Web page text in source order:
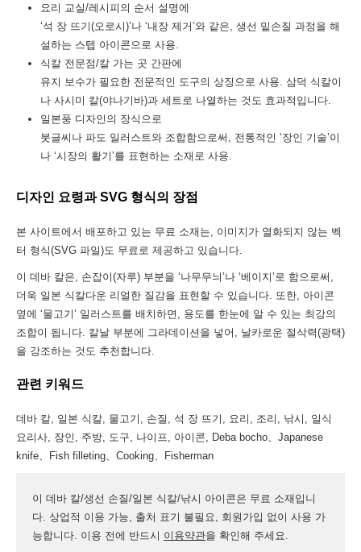
요리 교실/레시피의 순서 설명에
‘석 장 뜨기(오로시)’나 ‘내장 제거’와 같은, 생선 밑손질 과정을 해
설하는 스텝 아이콘으로 사용.
식칼 전문점/칼 가는 곳 간판에
유지 보수가 필요한 전문적인 도구의 상징으로 사용. 삼덕 식칼이
나 사시미 칼(야나기바)과 세트로 나열하는 것도 효과적입니다.
일본풍 디자인의 장식으로
붓글씨나 파도 일러스트와 조합함으로써, 전통적인 ‘장인 기술’이
나 ‘시장의 활기’를 표현하는 소재로 사용.
디자인 요령과 SVG 형식의 장점
본 사이트에서 배포하고 있는 무료 소재는, 이미지가 열화되지 않는 벡
터 형식(SVG 파일)도 무료로 제공하고 있습니다.
이 데바 칼은, 손잡이(자루) 부분을 ‘나무무늬’나 ‘베이지’로 함으로써,
더욱 일본 식칼다운 리얼한 질감을 표현할 수 있습니다. 또한, 아이콘
옆에 ‘물고기’ 일러스트를 배치하면, 용도를 한눈에 알 수 있는 최강의
조합이 됩니다. 칼날 부분에 그라데이션을 넣어, 날카로운 절삭력(광택)
을 강조하는 것도 추천합니다.
관련 키워드
데바 칼, 일본 식칼, 물고기, 손질, 석 장 뜨기, 요리, 조리, 낚시, 일식
요리사, 장인, 주방, 도구, 나이프, 아이콘, Deba bocho、Japanese
knife、Fish filleting、Cooking、Fisherman
이 데바 칼/생선 손질/일본 식칼/낚시 아이콘은 무료 소재입니
다. 상업적 이용 가능, 출처 표기 불필요, 회원가입 없이 사용 가
능합니다. 이용 전에 반드시 이용약관을 확인해 주세요.